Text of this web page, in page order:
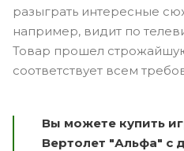
разыграть интересные
например, видит по
Товар прошел
соответствует всем
Вы можете купить
Вертолет "Альфа" с